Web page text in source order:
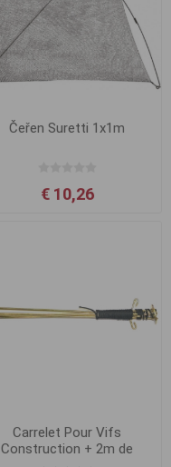
Čeřen Suretti 1x1m
€ 10,26
Carrelet Pour Vifs
Construction + 2m de